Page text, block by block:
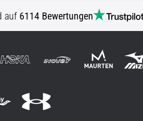
auf 6114 Bewertungen